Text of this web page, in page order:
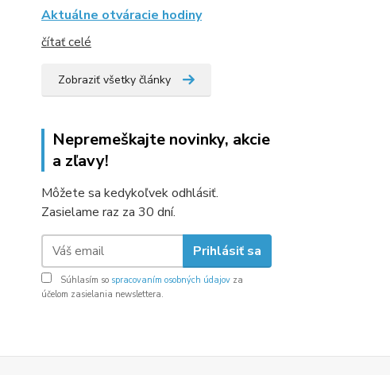
Aktuálne otváracie hodiny
čítať celé
Zobraziť všetky články
Nepremeškajte novinky, akcie
a zľavy!
Môžete sa kedykoľvek odhlásiť.
Zasielame raz za 30 dní.
Prihlásiť sa
Súhlasím so spracovaním osobných údajov za
účelom zasielania newslettera.